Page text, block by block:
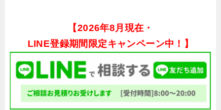
【2026年8月現在・
LINE登録期間限定キャンペーン中！】